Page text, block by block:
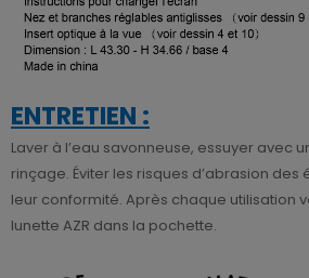
ENTRETIEN :
Laver à l’eau savonneuse, essuyer avec
rinçage. Éviter les risques d’abrasion
leur conformité. Après chaque utilisation
lunette AZR dans la pochette.